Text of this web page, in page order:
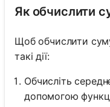
Як обчислити
Щоб обчислити
такі дії:
Обчисліть
допомогою